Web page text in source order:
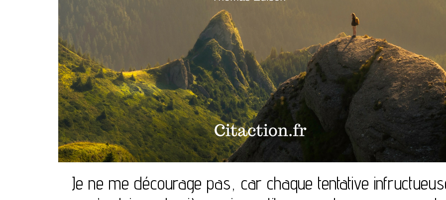
Je ne me décourage pas, car chaque tentative